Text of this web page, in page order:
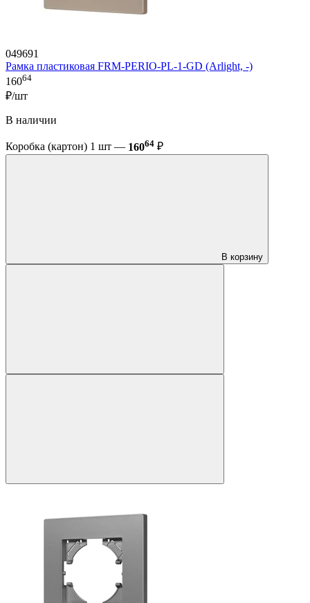
049691
Рамка пластиковая FRM-PERIO-PL-1-GD (Arlight, -)
16064
₽/шт
В наличии
Коробка (картон) 1 шт — 16064 ₽
В корзину